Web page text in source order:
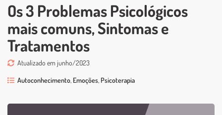
Os 3 Problemas Psicológicos
mais comuns, Sintomas e
Tratamentos
Atualizado em junho/2023
Autoconhecimento Emoções Psicoterapia